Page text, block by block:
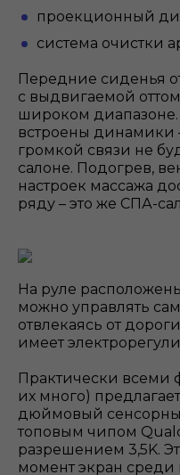
проекционный
система очистки
Передние сиденья
с выдвигаемой
широком
встроены динамики
громкой связи не
салоне. Подогрев,
настроек массажа
ряду – это же СПА-
На руле
можно управлять
отвлекаясь от
имеет
Практически всеми
их много)
дюймовый
топовым чипом
разрешением 3,5K.
момент экран среди